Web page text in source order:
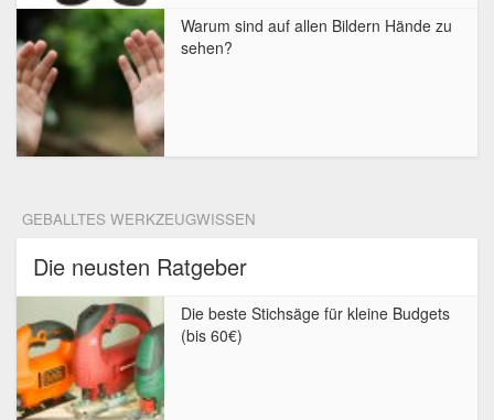
Warum sind auf allen Bildern Hände zu
sehen?
GEBALLTES WERKZEUGWISSEN
Die neusten Ratgeber
Die beste Stichsäge für kleine Budgets
(bis 60€)